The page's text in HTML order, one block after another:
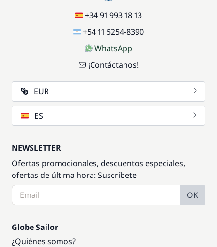
+34 91 993 18 13
+54 11 5254-8390
WhatsApp
¡Contáctanos!
EUR
ES
NEWSLETTER
Ofertas promocionales, descuentos especiales,
ofertas de última hora: Suscríbete
OK
Globe Sailor
¿Quiénes somos?